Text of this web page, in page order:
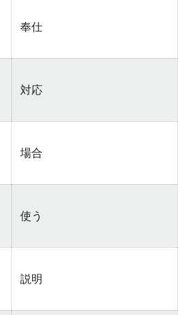
奉仕
対応
場合
使う
説明